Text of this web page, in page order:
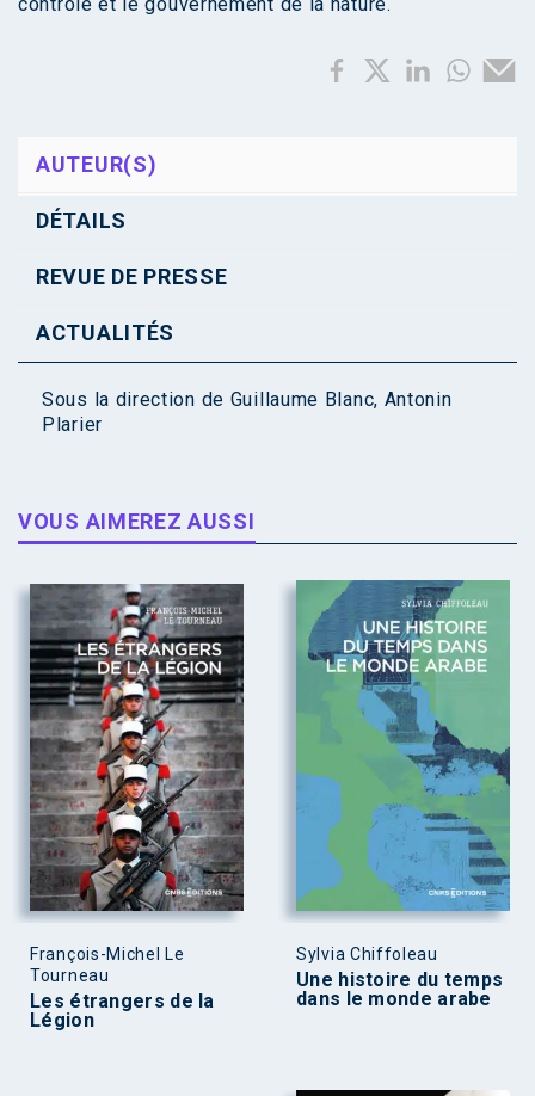
AUTEUR(S)
DÉTAILS
REVUE DE PRESSE
ACTUALITÉS
Sous la direction de Guillaume Blanc, Antonin
Plarier
VOUS AIMEREZ AUSSI
François-Michel Le
Tourneau
Les étrangers de la
Légion
Sylvia Chiffoleau
Une histoire du temps
dans le monde arabe